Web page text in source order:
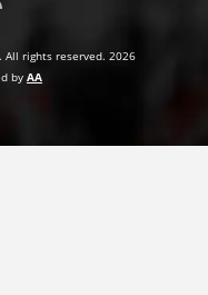
All rights reserved. 2026
by AA